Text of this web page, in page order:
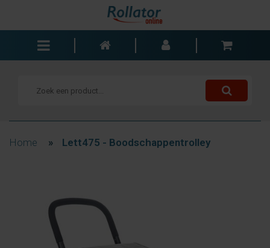
Rolstoelen
Accessoires
Wisselstukken
Home » Lett475 - Boodschappentrolley